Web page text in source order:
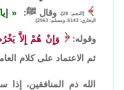
[النجم: 28]، وقال ﷺ:
البخاري: 5143، ومسلم: 2563].
وقوله: وَإِنْ هُمْ إِلاَّ
ثم الاعتماد على كلام
الله ذم المنافقين،